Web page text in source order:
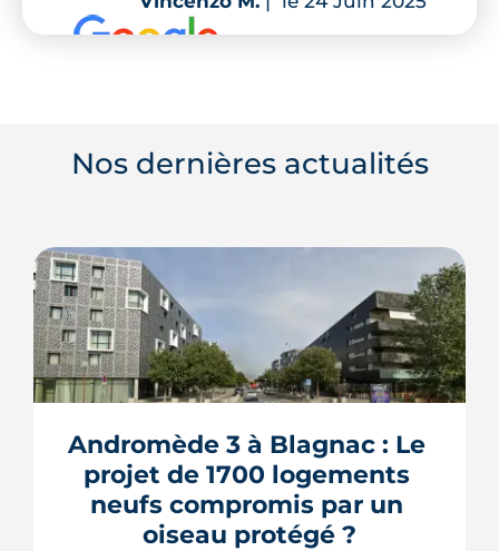
Nos dernières actualités
Andromède 3 à Blagnac : Le
projet de 1700 logements
neufs compromis par un
oiseau protégé ?